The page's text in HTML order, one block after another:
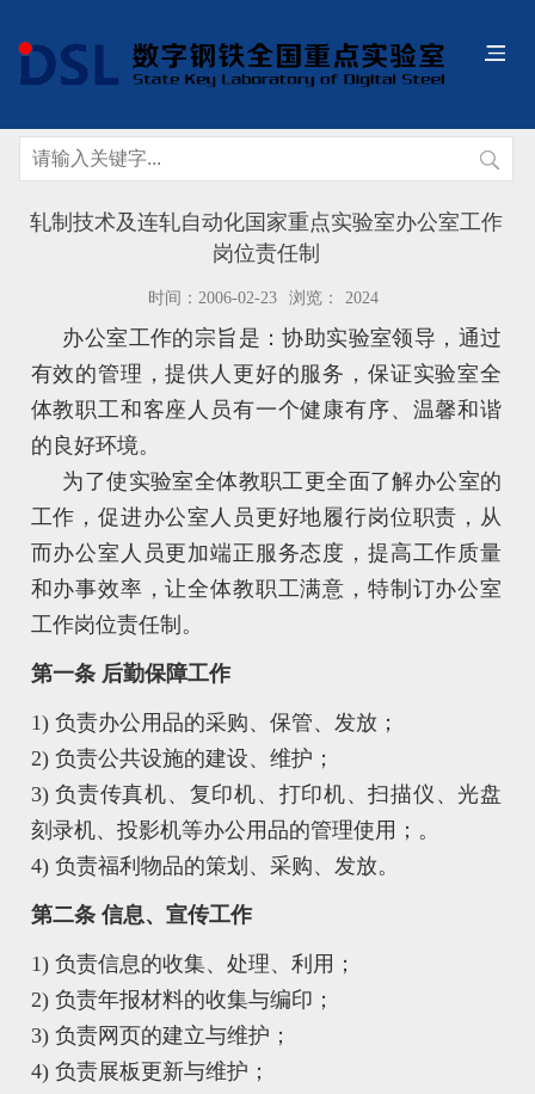
轧制技术及连轧自动化国家重点实验室办公室工作
岗位责任制
时间：2006-02-23 浏览： 2024
办公室工作的宗旨是：协助实验室领导，通过
有效的管理，提供人更好的服务，保证实验室全
体教职工和客座人员有一个健康有序、温馨和谐
的良好环境。
为了使实验室全体教职工更全面了解办公室的
工作，促进办公室人员更好地履行岗位职责，从
而办公室人员更加端正服务态度，提高工作质量
和办事效率，让全体教职工满意，特制订办公室
工作岗位责任制。
第一条 后勤保障工作
1) 负责办公用品的采购、保管、发放；
2) 负责公共设施的建设、维护；
3) 负责传真机、复印机、打印机、扫描仪、光盘
刻录机、投影机等办公用品的管理使用；。
4) 负责福利物品的策划、采购、发放。
第二条 信息、宣传工作
1) 负责信息的收集、处理、利用；
2) 负责年报材料的收集与编印；
3) 负责网页的建立与维护；
4) 负责展板更新与维护；